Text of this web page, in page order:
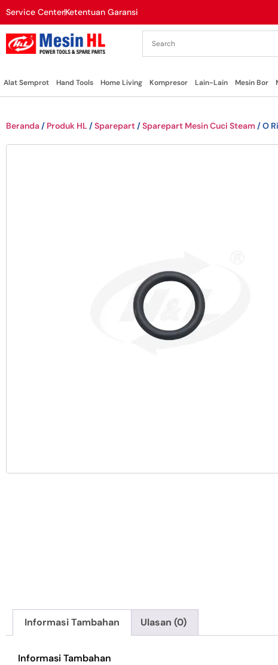
Service CenterKetentuan Garansi
Alat Semprot Hand Tools Home Living Kompresor Lain-Lain Mesin Bor
Beranda / Produk HL /Sparepart /Sparepart Mesin Cuci Steam / O
Informasi Tambahan Ulasan (0)
Informasi Tambahan